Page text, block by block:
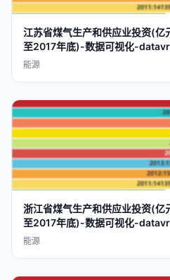
江苏省煤气生产和供应业投资(亿
至2017年底)-数据可视化-
能源
浙江省煤气生产和供应业投资(亿
至2017年底)-数据可视化-
能源